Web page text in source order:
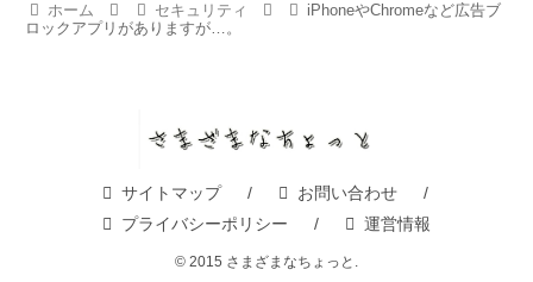
ホーム セキュリティ
iPhoneやChromeなど広告ブ
ロックアプリがありますが…。
サイトマップ
お問い合わせ
プライバシーポリシー
運営情報
© 2015 さまざまなちょっと.